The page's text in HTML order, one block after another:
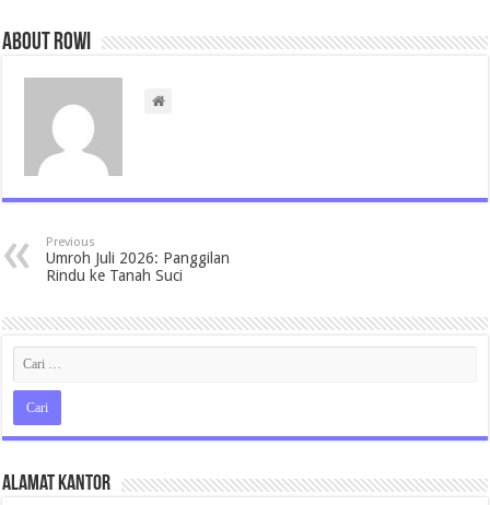
About rowi
Previous
Umroh Juli 2026: Panggilan
Rindu ke Tanah Suci
Alamat Kantor